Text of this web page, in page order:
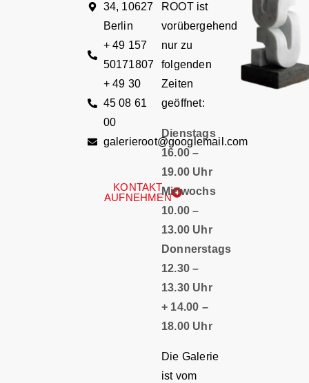
34, 10627
Berlin
+ 49 157
50171807
+ 49 30
45 08 61
00
galerieroot@googlemail.com
KONTAKT
AUFNEHMEN
ROOT ist
vorübergehend
nur zu
folgenden
Zeiten
geöffnet:
Dienstags
16.00 –
19.00 Uhr
Mittwochs
10.00 –
13.00 Uhr
Donnerstags
12.30 –
13.30 Uhr
+ 14.00 –
18.00 Uhr
Die Galerie
ist vom